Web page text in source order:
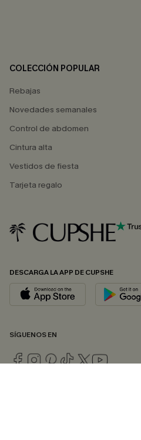
COLECCIÓN POPULAR
Rebajas
Novedades semanales
Control de abdomen
Cintura alta
Vestidos de fiesta
Tarjeta regalo
DESCARGA LA APP DE CUPSHE
SÍGUENOS EN